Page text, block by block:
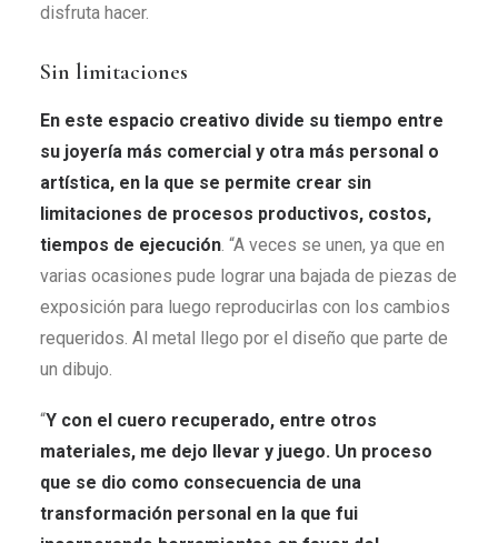
disfruta hacer.
Sin limitaciones
En este espacio creativo divide su tiempo entre
su joyería más comercial y otra más personal o
artística, en la que se permite crear sin
limitaciones de procesos productivos, costos,
tiempos de ejecución. “A veces se unen, ya que en
varias ocasiones pude lograr una bajada de piezas de
exposición para luego reproducirlas con los cambios
requeridos. Al metal llego por el diseño que parte de
un dibujo.
“Y con el cuero recuperado, entre otros
materiales, me dejo llevar y juego. Un proceso
que se dio como consecuencia de una
transformación personal en la que fui